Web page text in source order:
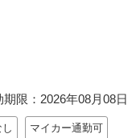
限： 2026年08月08日
マイカー通勤可